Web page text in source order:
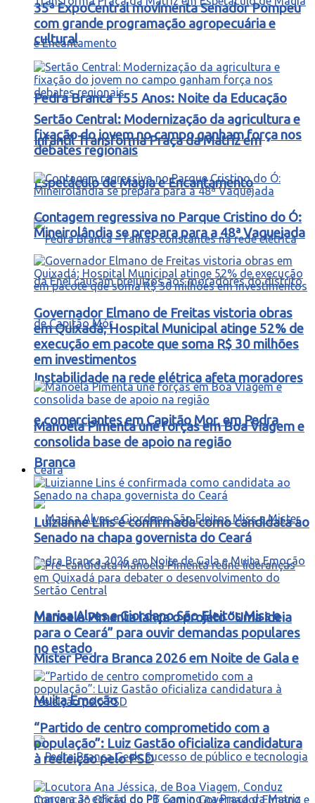
Pedra Branca 155 Anos: Noite da Educação
Infantil Transforma Praça da Matriz em
Espetáculo de Magia e Encantamento
Instabilidade na rede elétrica afeta moradores
e comerciantes em Capitão Mor, em Pedra
Branca
Marisa Alves e Giordano São Eleitos Miss e
Mister Pedra Branca 2026 em Noite de Gala e
Muita Emoção
35ª ExpoCentral movimenta Senador Pompeu
com grande programação agropecuária e
cultural
Sertão Central: Modernização da agricultura e
fixação do jovem no campo ganham força nos
debates regionais
Contagem regressiva no Parque Cristino do Ó:
Mineirolândia se prepara para a 48ª Vaquejada
Governador Elmano de Freitas vistoria obras
em Quixadá; Hospital Municipal atinge 52% de
execução em pacote que soma R$ 30 milhões
em investimentos
Manoela Pimenta une forças em Boa Viagem e
consolida base de apoio na região
Ceará
Luizianne Lins é confirmada como candidata ao
Senado na chapa governista do Ceará
Manoela Pimenta lança o projeto “Uma ideia
para o Ceará” para ouvir demandas populares
no estado
“Partido de centro comprometido com a
população”: Luiz Gastão oficializa candidatura
à reeleição pelo PSD